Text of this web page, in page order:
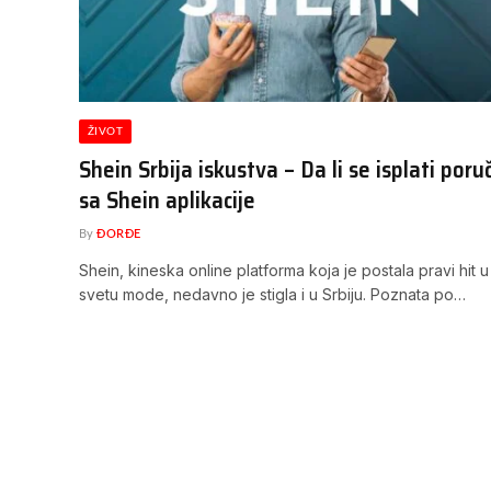
ŽIVOT
Shein Srbija iskustva – Da li se isplati
sa Shein aplikacije
By ĐORĐE
Shein, kineska online platforma koja je postala pravi hit u
svetu mode, nedavno je stigla i u Srbiju. Poznata po…